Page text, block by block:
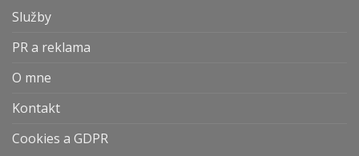
Služby
PR a reklama
O mne
Kontakt
Cookies a GDPR